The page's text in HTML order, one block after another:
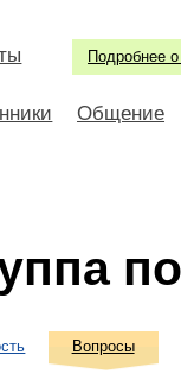
Подробнее о
Общение
Вопросы